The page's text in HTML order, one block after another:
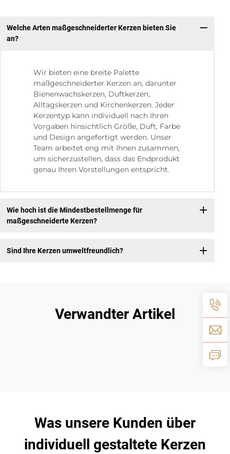
Welche Arten maßgeschneiderter Kerzen bieten Sie
an?
Wir bieten eine breite Palette
maßgeschneiderter Kerzen an, darunter
Bienenwachskerzen, Duftkerzen,
Alltagskerzen und Kirchenkerzen. Jeder
Kerzentyp kann individuell nach Ihren
Vorgaben hinsichtlich Größe, Duft, Farbe
und Design angefertigt werden. Unser
Team arbeitet eng mit Ihnen zusammen,
um sicherzustellen, dass das Endprodukt
genau Ihren Vorstellungen entspricht.
Wie hoch ist die Mindestbestellmenge für
maßgeschneiderte Kerzen?
Sind Ihre Kerzen umweltfreundlich?
Verwandter Artikel
Was unsere Kunden über
individuell gestaltete Kerzen